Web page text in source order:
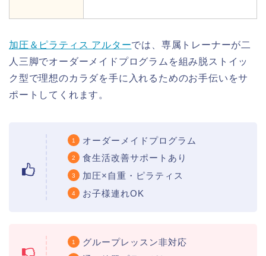
加圧＆ピラティス アルターでは、専属トレーナーが二
人三脚でオーダーメイドプログラムを組み脱ストイッ
ク型で理想のカラダを手に入れるためのお手伝いをサ
ポートしてくれます。
オーダーメイドプログラム
食生活改善サポートあり
加圧×自重・ピラティス
お子様連れOK
グループレッスン非対応